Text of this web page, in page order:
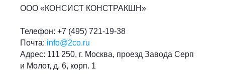
ООО «КОНСИСТ КОНСТРАКШН»
Телефон: +7 (495) 721-19-38
Почта: info@2co.ru
Адрес: 111 250, г. Москва, проезд Завода Серп
и Молот, д. 6, корп. 1